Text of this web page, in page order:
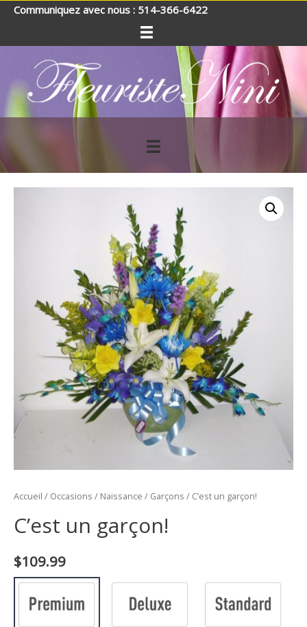
Communiquez avec nous : 514-366-6422
Accueil / Occasions / Naissance / Garçons / C’est un garçon!
C’est un garçon!
$109.99